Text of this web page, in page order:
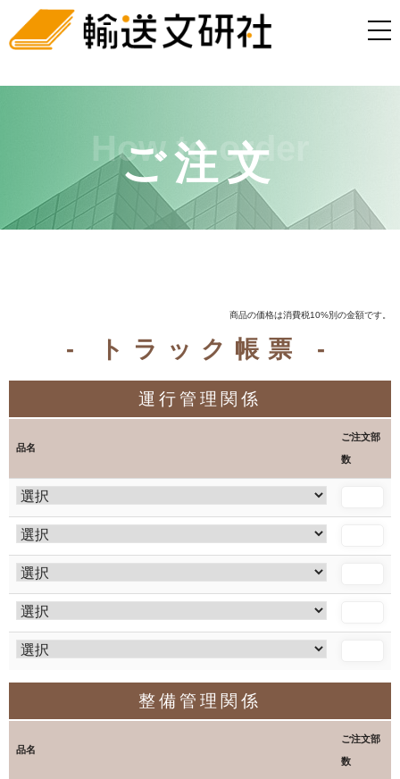
How to order
ご注文
商品の価格は消費税10%別の金額です。
- トラック帳票 -
運行管理関係
品名
ご注文部
数
整備管理関係
品名
ご注文部
数